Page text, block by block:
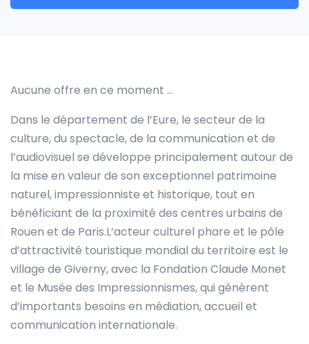
Aucune offre en ce moment …
Dans le département de l’Eure, le secteur de la
culture, du spectacle, de la communication et de
l’audiovisuel se développe principalement autour de
la mise en valeur de son exceptionnel patrimoine
naturel, impressionniste et historique, tout en
bénéficiant de la proximité des centres urbains de
Rouen et de Paris.L’acteur culturel phare et le pôle
d’attractivité touristique mondial du territoire est le
village de Giverny, avec la Fondation Claude Monet
et le Musée des Impressionnismes, qui génèrent
d’importants besoins en médiation, accueil et
communication internationale.